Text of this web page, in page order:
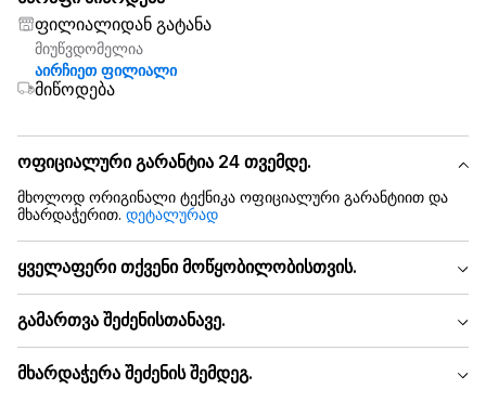
ფილიალიდან გატანა
მიუწვდომელია
აირჩიეთ ფილიალი
მიწოდება
ოფიციალური გარანტია 24 თვემდე.
მხოლოდ ორიგინალი ტექნიკა ოფიციალური გარანტიით და
მხარდაჭერით. დეტალურად
ყველაფერი თქვენი მოწყობილობისთვის.
გამართვა შეძენისთანავე.
მხარდაჭერა შეძენის შემდეგ.